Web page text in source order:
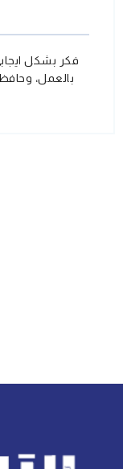
فكر بشكل
بالعمل،